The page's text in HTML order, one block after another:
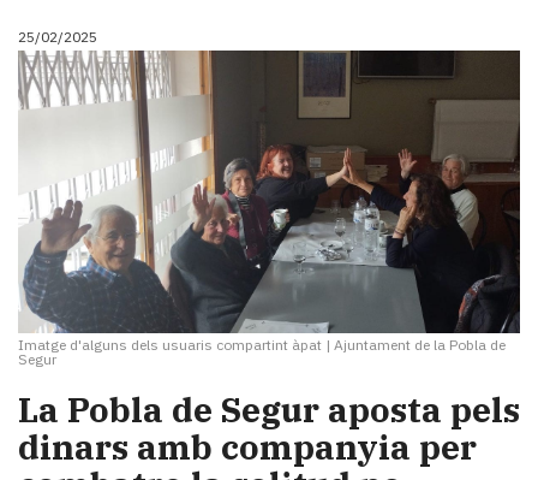
25/02/2025
Imatge d'alguns dels usuaris compartint àpat | Ajuntament de la Pobla de
Segur
La Pobla de Segur aposta pels
dinars amb companyia per